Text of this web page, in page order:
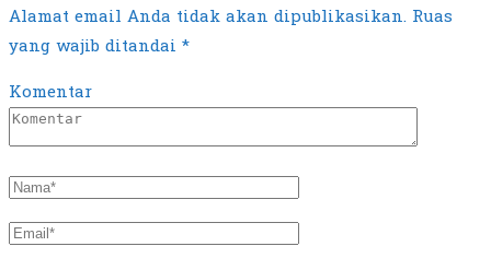
Alamat email Anda tidak akan dipublikasikan. Ruas
yang wajib ditandai *
Komentar